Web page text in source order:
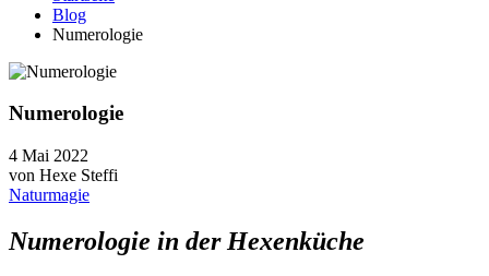
Blog
Numerologie
Numerologie
4 Mai 2022
von Hexe Steffi
Naturmagie
Numerologie in der Hexenküche